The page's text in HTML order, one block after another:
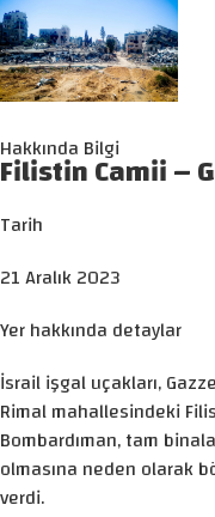
Hakkında Bilgi
Filistin Camii –
Tarih
21 Aralık 2023
Yer hakkında detaylar
İsrail işgal uçakları,
Rimal mahallesindeki
Bombardıman, tam
olmasına neden olarak
verdi.